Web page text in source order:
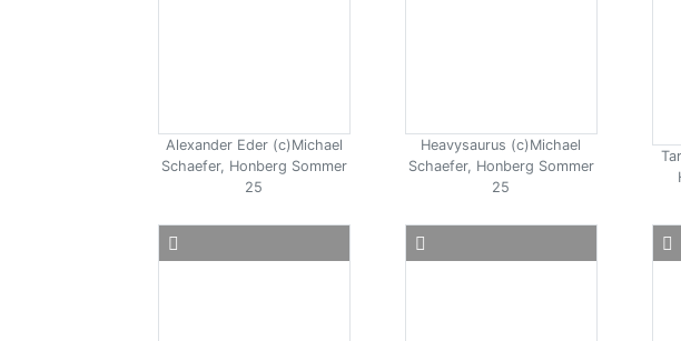
Alexander Eder (c)Michael
Schaefer, Honberg Sommer
25
Heavysaurus (c)Michael
Schaefer, Honberg Sommer
25